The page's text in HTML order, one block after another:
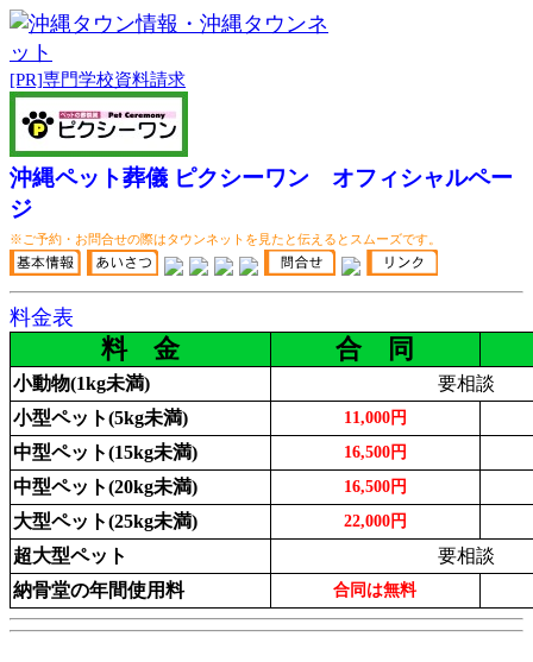
[PR]専門学校資料請求
沖縄ペット葬儀 ピクシーワン オフィシャルペー
ジ
※ご予約・お問合せの際はタウンネットを見たと伝えるとスムーズです。
料金表
料 金 合 同
小動物(1kg未満)
要相談
小型ペット(5kg未満)
11,000円
中型ペット(15kg未満) 16,500円
中型ペット(20kg未満) 16,500円
大型ペット(25kg未満) 22,000円
超大型ペット
要相談
納骨堂の年間使用料
合同は無料